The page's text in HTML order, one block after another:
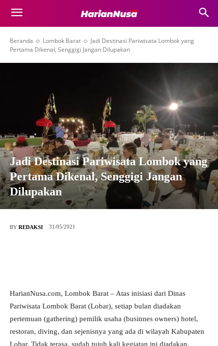
Beranda Lombok Barat
Jadi Destinasi Pariwisata Lombok yang
Pertama Dikenal, Senggigi Jangan Dilupakan
Jadi Destinasi Pariwisata Lombok yang
Pertama Dikenal, Senggigi Jangan
Dilupakan
BY REDAKSI 31/05/2021
HarianNusa.com, Lombok Barat – Atas inisiasi dari Dinas
Pariwisata Lombok Barat (Lobar), setiap bulan diadakan
pertemuan (gathering) pemilik usaha (businnes owners) hotel,
restoran, diving, dan sejenisnya yang ada di wilayah Kabupaten
Lobar. Tidak terasa, sudah tujuh kali kegiatan ini diadakan.